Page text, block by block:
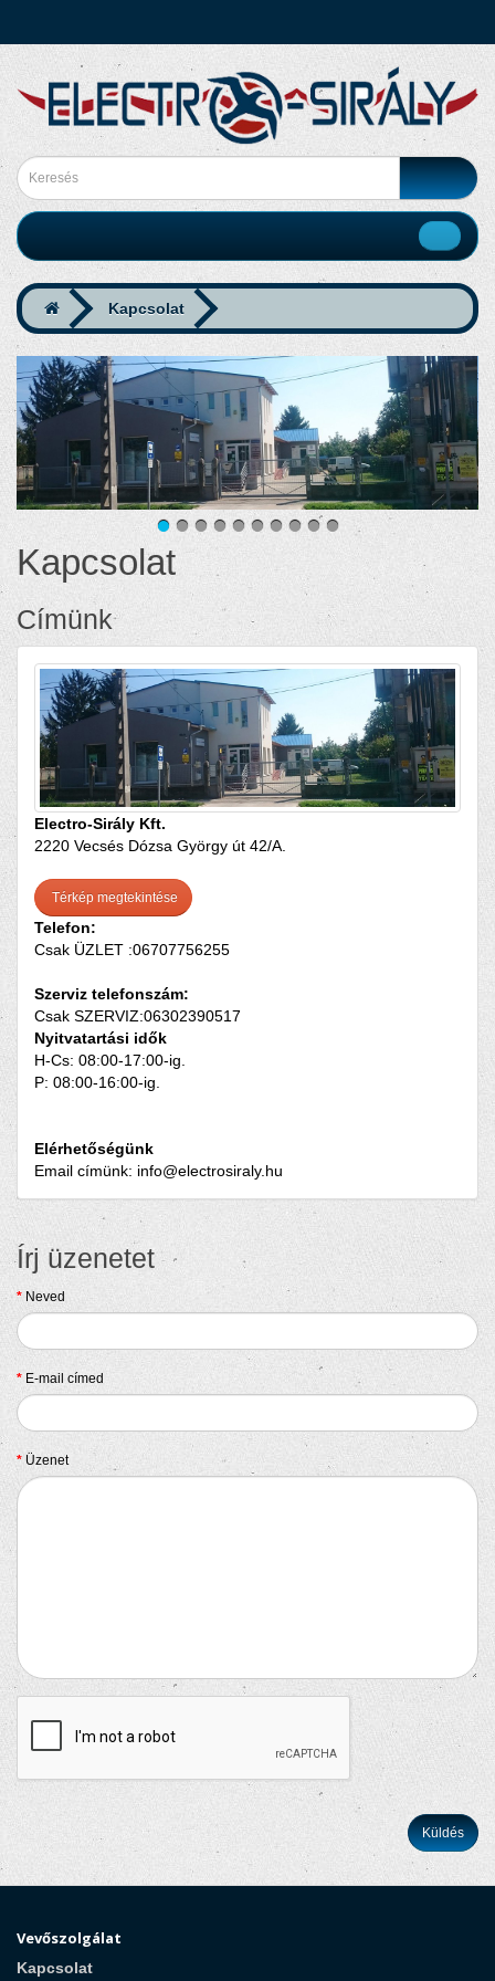
Kapcsolat
Kapcsolat
Címünk
Electro-Sirály Kft.
2220 Vecsés Dózsa György út 42/A.
Térkép megtekintése
Telefon:
Csak ÜZLET :06707756255
Szerviz telefonszám:
Csak SZERVIZ:06302390517
Nyitvatartási idők
H-Cs: 08:00-17:00-ig.
P: 08:00-16:00-ig.
Elérhetőségünk
Email címünk: info@electrosiraly.hu
Írj üzenetet
Neved
E-mail címed
Üzenet
Vevőszolgálat
Kapcsolat